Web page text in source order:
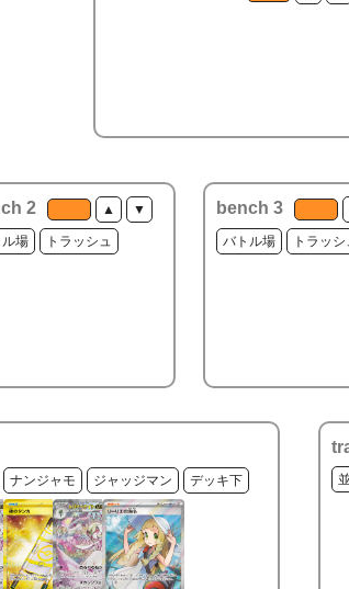
2 ▲ ▼
場 トラッシュ
bench 3
バトル場 トラッシ
ナンジャモ ジャッジマン デッキ下